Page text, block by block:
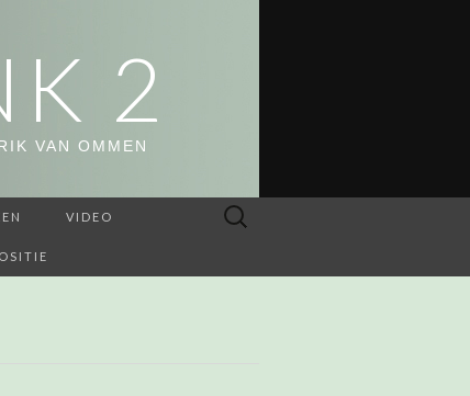
2
VAN OMMEN
VIDEO
Zoeken